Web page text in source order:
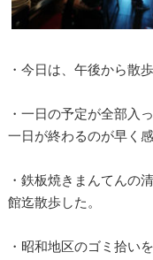
・今日は、午後から散
・一日の予定が全部入
一日が終わるのが早く
・鉄板焼きまんてんの
館迄散歩した。
・昭和地区のゴミ拾い